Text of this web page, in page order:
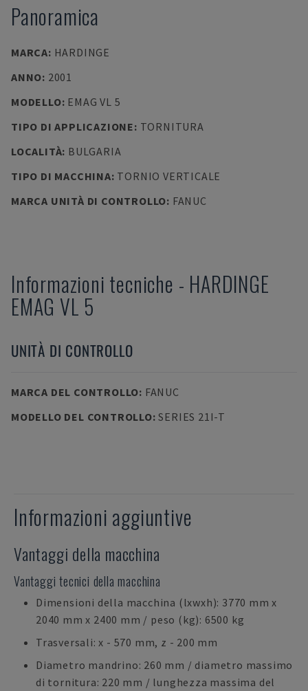
Panoramica
MARCA: HARDINGE
ANNO: 2001
MODELLO: EMAG VL 5
TIPO DI APPLICAZIONE: TORNITURA
LOCALITÀ: BULGARIA
TIPO DI MACCHINA: TORNIO VERTICALE
MARCA UNITÀ DI CONTROLLO: FANUC
Informazioni tecniche - HARDINGE
EMAG VL 5
UNITÀ DI CONTROLLO
MARCA DEL CONTROLLO: FANUC
MODELLO DEL CONTROLLO:SERIES 21I-T
Informazioni aggiuntive
Vantaggi della macchina
Vantaggi tecnici della macchina
Dimensioni della macchina (lxwxh): 3770 mm x
2040 mm x 2400 mm / peso (kg): 6500 kg
Trasversali: x - 570 mm, z - 200 mm
Diametro mandrino: 260 mm / diametro massimo
di tornitura: 220 mm / lunghezza massima del